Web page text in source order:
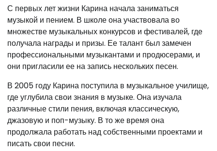
С первых лет жизни Карина начала заниматься
музыкой и пением. В школе она участвовала во
множестве музыкальных конкурсов и фестивалей, где
получала награды и призы. Ее талант был замечен
профессиональными музыкантами и продюсерами, и
они пригласили ее на запись нескольких песен.
В 2005 году Карина поступила в музыкальное училище,
где углубила свои знания в музыке. Она изучала
различные стили пения, включая классическую,
джазовую и поп-музыку. В то же время она
продолжала работать над собственными проектами и
писать свои песни.